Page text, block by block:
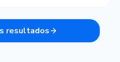
resultados